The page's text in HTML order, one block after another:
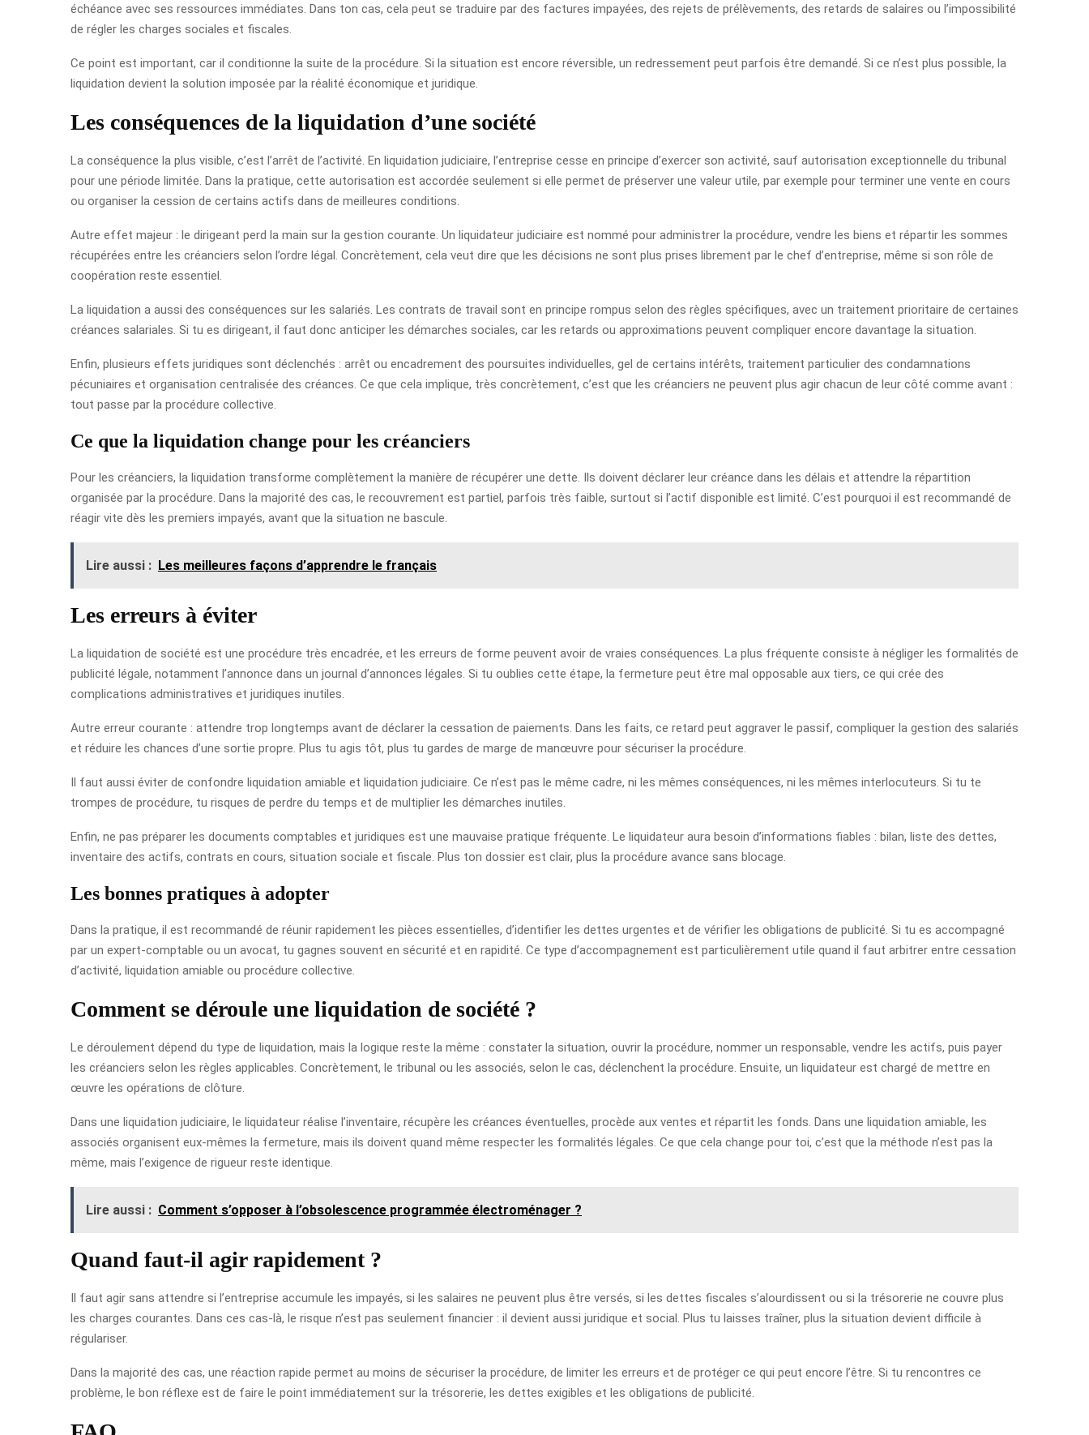
échéance avec ses ressources immédiates. Dans ton cas, cela peut se traduire par des factures impayées, des rejets de prélèvements, des retards de salaires ou l’impossibilité
de régler les charges sociales et fiscales.
Ce point est important, car il conditionne la suite de la procédure. Si la situation est encore réversible, un redressement peut parfois être demandé. Si ce n’est plus possible, la
liquidation devient la solution imposée par la réalité économique et juridique.
Les conséquences de la liquidation d’une société
La conséquence la plus visible, c’est l’arrêt de l’activité. En liquidation judiciaire, l’entreprise cesse en principe d’exercer son activité, sauf autorisation exceptionnelle du tribunal
pour une période limitée. Dans la pratique, cette autorisation est accordée seulement si elle permet de préserver une valeur utile, par exemple pour terminer une vente en cours
ou organiser la cession de certains actifs dans de meilleures conditions.
Autre effet majeur : le dirigeant perd la main sur la gestion courante. Un liquidateur judiciaire est nommé pour administrer la procédure, vendre les biens et répartir les sommes
récupérées entre les créanciers selon l’ordre légal. Concrètement, cela veut dire que les décisions ne sont plus prises librement par le chef d’entreprise, même si son rôle de
coopération reste essentiel.
La liquidation a aussi des conséquences sur les salariés. Les contrats de travail sont en principe rompus selon des règles spécifiques, avec un traitement prioritaire de certaines
créances salariales. Si tu es dirigeant, il faut donc anticiper les démarches sociales, car les retards ou approximations peuvent compliquer encore davantage la situation.
Enfin, plusieurs effets juridiques sont déclenchés : arrêt ou encadrement des poursuites individuelles, gel de certains intérêts, traitement particulier des condamnations
pécuniaires et organisation centralisée des créances. Ce que cela implique, très concrètement, c’est que les créanciers ne peuvent plus agir chacun de leur côté comme avant :
tout passe par la procédure collective.
Ce que la liquidation change pour les créanciers
Pour les créanciers, la liquidation transforme complètement la manière de récupérer une dette. Ils doivent déclarer leur créance dans les délais et attendre la répartition
organisée par la procédure. Dans la majorité des cas, le recouvrement est partiel, parfois très faible, surtout si l’actif disponible est limité. C’est pourquoi il est recommandé de
réagir vite dès les premiers impayés, avant que la situation ne bascule.
Lire aussi : Les meilleures façons d’apprendre le français
Les erreurs à éviter
La liquidation de société est une procédure très encadrée, et les erreurs de forme peuvent avoir de vraies conséquences. La plus fréquente consiste à négliger les formalités de
publicité légale, notamment l’annonce dans un journal d’annonces légales. Si tu oublies cette étape, la fermeture peut être mal opposable aux tiers, ce qui crée des
complications administratives et juridiques inutiles.
Autre erreur courante : attendre trop longtemps avant de déclarer la cessation de paiements. Dans les faits, ce retard peut aggraver le passif, compliquer la gestion des salariés
et réduire les chances d’une sortie propre. Plus tu agis tôt, plus tu gardes de marge de manœuvre pour sécuriser la procédure.
Il faut aussi éviter de confondre liquidation amiable et liquidation judiciaire. Ce n’est pas le même cadre, ni les mêmes conséquences, ni les mêmes interlocuteurs. Si tu te
trompes de procédure, tu risques de perdre du temps et de multiplier les démarches inutiles.
Enfin, ne pas préparer les documents comptables et juridiques est une mauvaise pratique fréquente. Le liquidateur aura besoin d’informations fiables : bilan, liste des dettes,
inventaire des actifs, contrats en cours, situation sociale et fiscale. Plus ton dossier est clair, plus la procédure avance sans blocage.
Les bonnes pratiques à adopter
Dans la pratique, il est recommandé de réunir rapidement les pièces essentielles, d’identifier les dettes urgentes et de vérifier les obligations de publicité. Si tu es accompagné
par un expert-comptable ou un avocat, tu gagnes souvent en sécurité et en rapidité. Ce type d’accompagnement est particulièrement utile quand il faut arbitrer entre cessation
d’activité, liquidation amiable ou procédure collective.
Comment se déroule une liquidation de société ?
Le déroulement dépend du type de liquidation, mais la logique reste la même : constater la situation, ouvrir la procédure, nommer un responsable, vendre les actifs, puis payer
les créanciers selon les règles applicables. Concrètement, le tribunal ou les associés, selon le cas, déclenchent la procédure. Ensuite, un liquidateur est chargé de mettre en
œuvre les opérations de clôture.
Dans une liquidation judiciaire, le liquidateur réalise l’inventaire, récupère les créances éventuelles, procède aux ventes et répartit les fonds. Dans une liquidation amiable, les
associés organisent eux-mêmes la fermeture, mais ils doivent quand même respecter les formalités légales. Ce que cela change pour toi, c’est que la méthode n’est pas la
même, mais l’exigence de rigueur reste identique.
Lire aussi : Comment s’opposer à l’obsolescence programmée électroménager ?
Quand faut-il agir rapidement ?
Il faut agir sans attendre si l’entreprise accumule les impayés, si les salaires ne peuvent plus être versés, si les dettes fiscales s’alourdissent ou si la trésorerie ne couvre plus
les charges courantes. Dans ces cas-là, le risque n’est pas seulement financier : il devient aussi juridique et social. Plus tu laisses traîner, plus la situation devient difficile à
régulariser.
Dans la majorité des cas, une réaction rapide permet au moins de sécuriser la procédure, de limiter les erreurs et de protéger ce qui peut encore l’être. Si tu rencontres ce
problème, le bon réflexe est de faire le point immédiatement sur la trésorerie, les dettes exigibles et les obligations de publicité.